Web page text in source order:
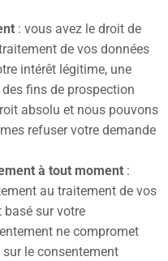
: vous avez le droit de
de vos données
intérêt légitime, une
fins de prospection
absolu et nous pouvons
refuser votre demande
à tout moment :
au traitement de vos
basé sur votre
ne compromet
le consentement